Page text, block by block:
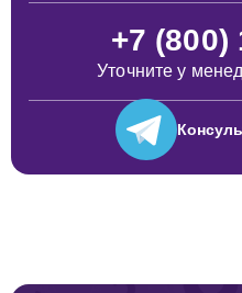
+7 (800)
Уточните у